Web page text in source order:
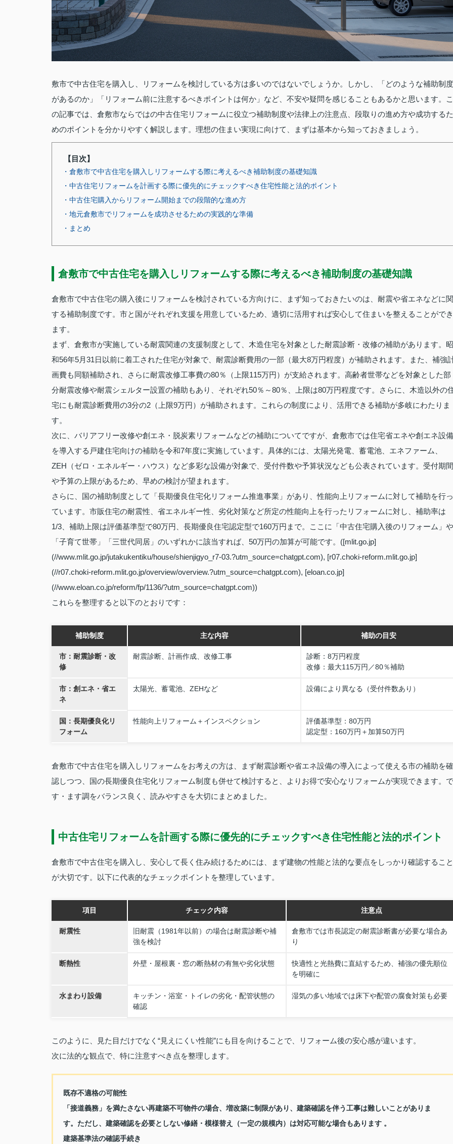
敷市で中古住宅を購入し、リフォームを検討している方は多いのではないでしょうか。しかし、「どのような補助制度
があるのか」「リフォーム前に注意するべきポイントは何か」など、不安や疑問を感じることもあるかと思います。こ
の記事では、倉敷市ならではの中古住宅リフォームに役立つ補助制度や法律上の注意点、段取りの進め方や成功するた
めのポイントを分かりやすく解説します。理想の住まい実現に向けて、まずは基本から知っておきましょう。
【目次】
・倉敷市で中古住宅を購入しリフォームする際に考えるべき補助制度の基礎知識
・中古住宅リフォームを計画する際に優先的にチェックすべき住宅性能と法的ポイント
・中古住宅購入からリフォーム開始までの段階的な進め方
・地元倉敷市でリフォームを成功させるための実践的な準備
・まとめ
倉敷市で中古住宅を購入しリフォームする際に考えるべき補助制度の基礎知識
倉敷市で中古住宅の購入後にリフォームを検討されている方向けに、まず知っておきたいのは、耐震や省エネなどに関
する補助制度です。市と国がそれぞれ支援を用意しているため、適切に活用すれば安心して住まいを整えることができ
ます。
まず、倉敷市が実施している耐震関連の支援制度として、木造住宅を対象とした耐震診断・改修の補助があります。昭
和56年5月31日以前に着工された住宅が対象で、耐震診断費用の一部（最大8万円程度）が補助されます。また、補強
画費も同額補助され、さらに耐震改修工事費の80％（上限115万円）が支給されます。高齢者世帯などを対象とした部
分耐震改修や耐震シェルター設置の補助もあり、それぞれ50％～80％、上限は80万円程度です。さらに、木造以外の
宅にも耐震診断費用の3分の2（上限9万円）が補助されます。これらの制度により、活用できる補助が多岐にわたりま
す。
次に、バリアフリー改修や創エネ・脱炭素リフォームなどの補助についてですが、倉敷市では住宅省エネや創エネ設備
を導入する戸建住宅向けの補助を令和7年度に実施しています。具体的には、太陽光発電、蓄電池、エネファーム、
ZEH（ゼロ・エネルギー・ハウス）など多彩な設備が対象で、受付件数や予算状況なども公表されています。受付期間
や予算の上限があるため、早めの検討が望まれます。
さらに、国の補助制度として「長期優良住宅化リフォーム推進事業」があり、性能向上リフォームに対して補助を行っ
ています。市販住宅の耐震性、省エネルギー性、劣化対策など所定の性能向上を行ったリフォームに対し、補助率は
1/3、補助上限は評価基準型で80万円、長期優良住宅認定型で160万円まで。ここに「中古住宅購入後のリフォーム」や
「子育て世帯」「三世代同居」のいずれかに該当すれば、50万円の加算が可能です。([mlit.go.jp]
(//www.mlit.go.jp/jutakukentiku/house/shienjigyo_r7-03.?utm_source=chatgpt.com), [r07.choki-reform.mlit.go.jp]
(//r07.choki-reform.mlit.go.jp/overview/overview.?utm_source=chatgpt.com), [eloan.co.jp]
(//www.eloan.co.jp/reform/fp/1136/?utm_source=chatgpt.com))
これらを整理すると以下のとおりです：
補助制度 主な内容 補助の目安
市：耐震診断・改
修
耐震診断、計画作成、改修工事
診断：8万円程度
改修：最大115万円／80％補助
市：創エネ・省エ
ネ
太陽光、蓄電池、ZEHなど 設備により異なる（受付件数あり）
国：長期優良化リ
フォーム
性能向上リフォーム＋インスペクション
評価基準型：80万円
認定型：160万円＋加算50万円
倉敷市で中古住宅を購入しリフォームをお考えの方は、まず耐震診断や省エネ設備の導入によって使える市の補助を確
認しつつ、国の長期優良住宅化リフォーム制度も併せて検討すると、よりお得で安心なリフォームが実現できます。で
す・ます調をバランス良く、読みやすさを大切にまとめました。
中古住宅リフォームを計画する際に優先的にチェックすべき住宅性能と法的ポイント
倉敷市で中古住宅を購入し、安心して長く住み続けるためには、まず建物の性能と法的な要点をしっかり確認すること
が大切です。以下に代表的なチェックポイントを整理しています。
項目 チェック内容 注意点
耐震性
旧耐震（1981年以前）の場合は耐震診断や補
強を検討
倉敷市では市長認定の耐震診断書が必要な場合あ
り
断熱性 外壁・屋根裏・窓の断熱材の有無や劣化状態
快適性と光熱費に直結するため、補強の優先順位
を明確に
水まわり設備
キッチン・浴室・トイレの劣化・配管状態の
確認
湿気の多い地域では床下や配管の腐食対策も必要
このように、見た目だけでなく“見えにくい性能”にも目を向けることで、リフォーム後の安心感が違います。
次に法的な観点で、特に注意すべき点を整理します。
既存不適格の可能性
「接道義務」を満たさない再建築不可物件の場合、増改築に制限があり、建築確認を伴う工事は難しいことがありま
す。ただし、建築確認を必要としない修繕・模様替え（一定の規模内）は対応可能な場合もあります 。
建築基準法の確認手続き